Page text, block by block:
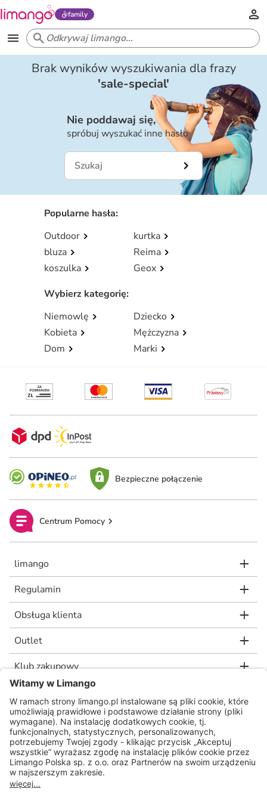
family
Brak wyników wyszukiwania dla frazy
'sale-special'
Nie poddawaj się,
spróbuj wyszukać inne hasło
Popularne hasła:
Outdoor
kurtka
bluza
Reima
koszulka
Geox
Wybierz kategorię:
Niemowlę
Dziecko
Kobieta
Mężczyzna
Dom
Marki
Bezpieczne połączenie
Centrum Pomocy
limango
Regulamin
Obsługa klienta
Outlet
Klub zakupowy